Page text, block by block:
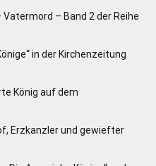
Vatermord – Band 2 der Reihe
in der Kirchenzeitung
König auf dem
Erzkanzler und gewiefter